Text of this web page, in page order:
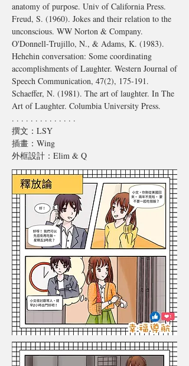
anatomy of purpose. Univ of California Press.
Freud, S. (1960). Jokes and their relation to the
unconscious. WW Norton & Company.
O'Donnell‐Trujillo, N., & Adams, K. (1983).
Hehehin conversation: Some coordinating
accomplishments of Laughter. Western Journal of
Speech Communication, 47(2), 175-191.
Schaeffer, N. (1981). The art of laughter. In The
Art of Laughter. Columbia University Press.
. . . . . . . . . . . . . .
撰文：LSY
插畫：Wing
外框設計：Elim & Q